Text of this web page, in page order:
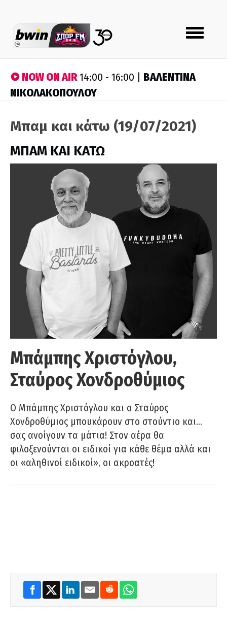
Toggle
navigation
NOW ON AIR14:00 - 16:00 | ΒΑΛΕΝΤΙΝΑ
ΝΙΚΟΛΑΚΟΠΟΥΛΟΥ
Μπαμ και κάτω (19/07/2021)
ΜΠΑΜ ΚΑΙ ΚΑΤΩ
Μπάμπης Χριστόγλου,
Σταύρος Χονδροθύμιος
O Μπάμπης Χριστόγλου και ο Σταύρος
Χονδροθύμιος μπουκάρουν στο στούντιο και…
σας ανοίγουν τα μάτια! Στον αέρα θα
φιλοξενούνται οι ειδικοί για κάθε θέμα αλλά και
οι «αληθινοί ειδικοί», οι ακροατές!